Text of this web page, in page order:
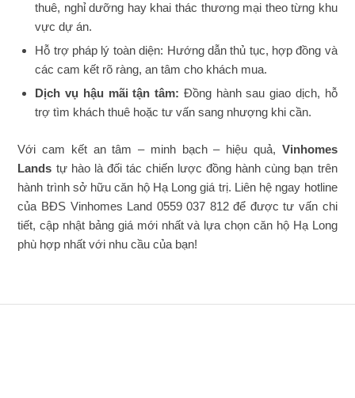
thuê, nghỉ dưỡng hay khai thác thương mại theo từng khu
vực dự án.
Hỗ trợ pháp lý toàn diện: Hướng dẫn thủ tục, hợp đồng và
các cam kết rõ ràng, an tâm cho khách mua.
Dịch vụ hậu mãi tận tâm: Đồng hành sau giao dịch, hỗ
trợ tìm khách thuê hoặc tư vấn sang nhượng khi cần.
Với cam kết an tâm – minh bạch – hiệu quả, Vinhomes
Lands tự hào là đối tác chiến lược đồng hành cùng bạn trên
hành trình sở hữu căn hộ Hạ Long giá trị. Liên hệ ngay hotline
của BĐS Vinhomes Land 0559 037 812 để được tư vấn chi
tiết, cập nhật bảng giá mới nhất và lựa chọn căn hộ Hạ Long
phù hợp nhất với nhu cầu của bạn!